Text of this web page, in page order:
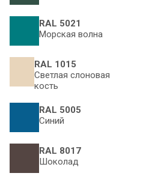
RAL 5021
Морская волна
RAL 1015
Светлая слоновая
кость
RAL 5005
Синий
RAL 8017
Шоколад